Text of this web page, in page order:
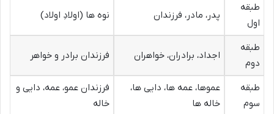
طبقه
اول
پدر، مادر، فرزندان نوه ها (اولادِ اولاد)
طبقه
دوم
اجداد، برادران، خواهران فرزندان برادر و خواهر
طبقه
سوم
عموها، عمه ها، دایی ها،
خاله ها
فرزندان عمو، عمه، دایی و
خاله